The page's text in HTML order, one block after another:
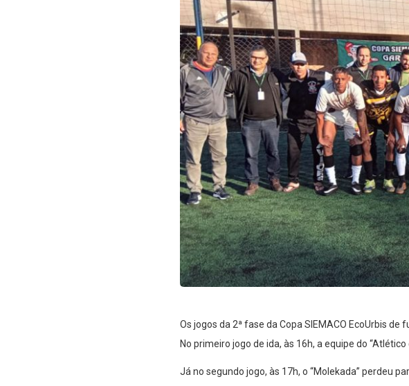
Os jogos da 2ª fase da Copa SIEMACO EcoUrbis
No primeiro jogo de ida, às 16h, a equipe do “Atlético
Já no segundo jogo, às 17h, o “Molekada” perdeu